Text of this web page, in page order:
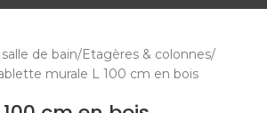
de bain Etagères & colonnes
murale L 100 cm en bois